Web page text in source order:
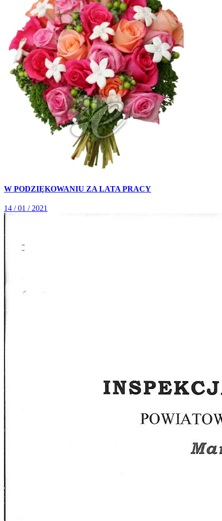
W PODZIĘKOWANIU ZA LATA PRACY
14 / 01 / 2021